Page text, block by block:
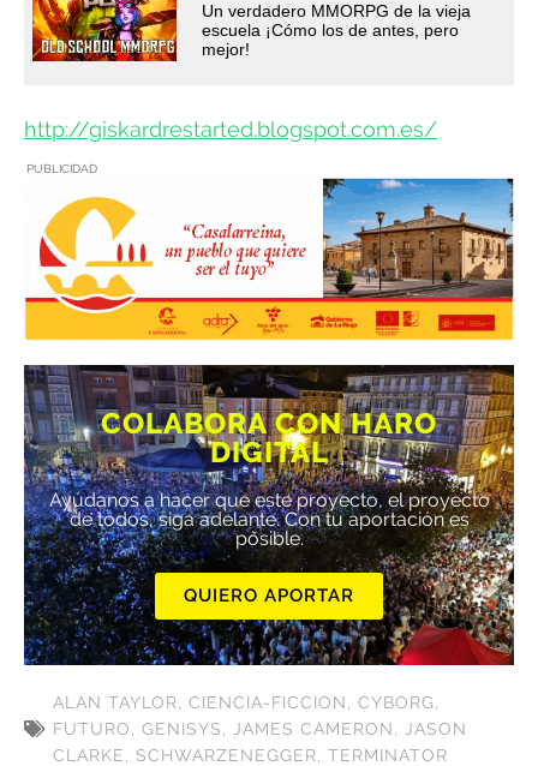
Un verdadero MMORPG de la vieja
escuela ¡Cómo los de antes, pero
mejor!
http://giskardrestarted.blogspot.com.es/
PUBLICIDAD
COLABORA CON HARO
DIGITAL
Ayúdanos a hacer que este proyecto, el proyecto
de todos, siga adelante. Con tu aportación es
posible.
QUIERO APORTAR
ALAN TAYLOR, CIENCIA-FICCION, CYBORG,
FUTURO, GENISYS, JAMES CAMERON,
JASON
CLARKE, SCHWARZENEGGER, TERMINATOR